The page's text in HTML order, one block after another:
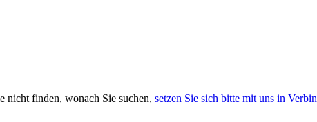
nicht finden, wonach Sie suchen, setzen Sie sich bitte mit uns in